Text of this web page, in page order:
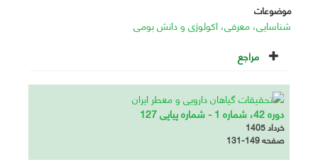
موضوعات
شناسایی، معرفی، اکولوژی و دانش بومی
مراجع
دوره 42، شماره 1 - شماره پیاپی 127
خرداد 1405
صفحه131-149